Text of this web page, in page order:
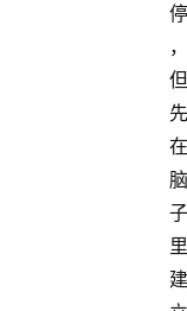
停
，
但
先
在
脑
子
里
建